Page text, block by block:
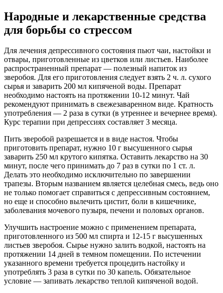
Народные и лекарственные средства
для борьбы со стрессом
Для лечения депрессивного состояния пьют чаи, настойки и
отвары, приготовленные из цветков или листьев. Наиболее
распространенный препарат — полезный напиток из
зверобоя. Для его приготовления следует взять 2 ч. л. сухого
сырья и заварить 200 мл кипяченой воды. Препарат
необходимо настоять на протяжении 10-12 минут. Чай
рекомендуют принимать в свежезаваренном виде. Кратность
употребления — 2 раза в сутки (в утреннее и вечернее время).
Курс терапии при депрессиях составляет 3 месяца.
Пить зверобой разрешается и в виде настоя. Чтобы
приготовить препарат, нужно 10 г высушенного сырья
заварить 250 мл крутого кипятка. Оставить лекарство на 30
минут, после чего принимать до 7 раз в сутки по 1 ст. л.
Делать это необходимо исключительно по завершении
трапезы. Вторым названием является целебная смесь, ведь оно
не только помогает справиться с депрессивным состоянием,
но еще и способно вылечить цистит, боли в кишечнике,
заболевания мочевого пузыря, печени и половых органов.
Улучшить настроение можно с применением препарата,
приготовленного из 500 мл спирта и 12-15 г высушенных
листьев зверобоя. Сырье нужно залить водкой, настоять на
протяжении 14 дней в темном помещении. По истечении
указанного времени требуется процедить настойку и
употреблять 3 раза в сутки по 30 капель. Обязательное
условие — запивать лекарство теплой кипяченой водой.